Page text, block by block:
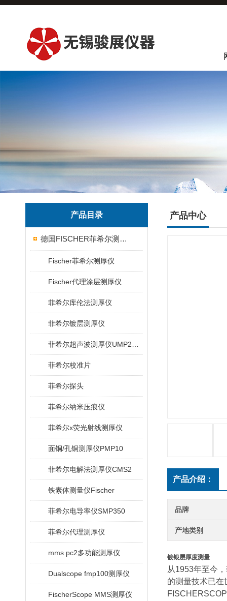
产品目录
德国FISCHER菲希尔测厚仪
Fischer菲希尔测厚仪
Fischer代理涂层测厚仪
菲希尔库伦法测厚仪
菲希尔镀层测厚仪
菲希尔校准片
菲希尔探头
菲希尔纳米压痕仪
菲希尔x荧光射线测厚仪
面铜/孔铜测厚仪PMP10
菲希尔电解法测厚仪CMS2
铁素体测量仪Fischer
菲希尔电导率仪SMP350
菲希尔代理测厚仪
mms pc2多功能测厚仪
Dualscope fmp100测厚仪
FischerScope MMS测厚仪
产品中心
产品介绍：
品牌
产地类别
镀银层厚度测量
从1953年至今
的测量技术已